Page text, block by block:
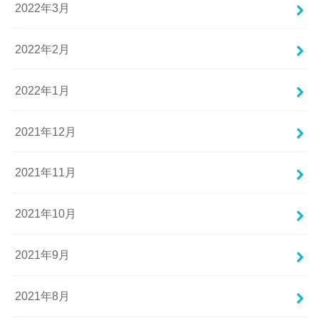
2022年3月
2022年2月
2022年1月
2021年12月
2021年11月
2021年10月
2021年9月
2021年8月